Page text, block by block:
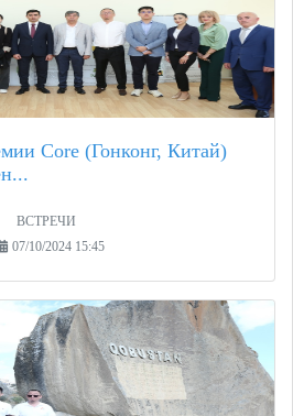
Core (Гонконг, Китай)
ВСТРЕЧИ
07/10/2024 15:45